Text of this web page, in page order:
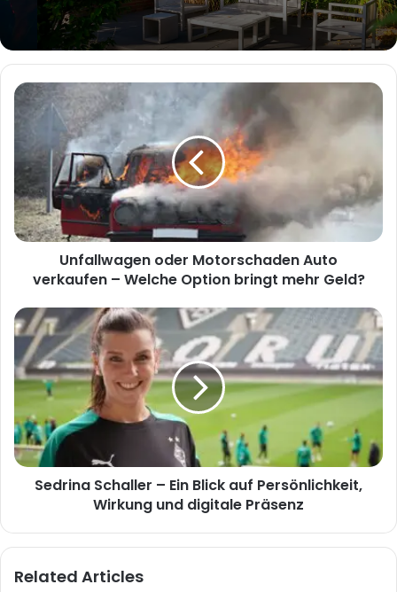
Unfallwagen
oder
Motorschaden
Auto
verkaufen
Welche
Option
bringt
Geld?
Unfallwagen oder Motorschaden Auto
verkaufen – Welche Option bringt mehr Geld?
Sedrina
Schaller
Ein
Blick
auf
Persönlichkeit,
Wirkung
und
digitaleSedrina Schaller – Ein Blick auf Persönlichkeit,
Wirkung und digitale Präsenz
Related Articles